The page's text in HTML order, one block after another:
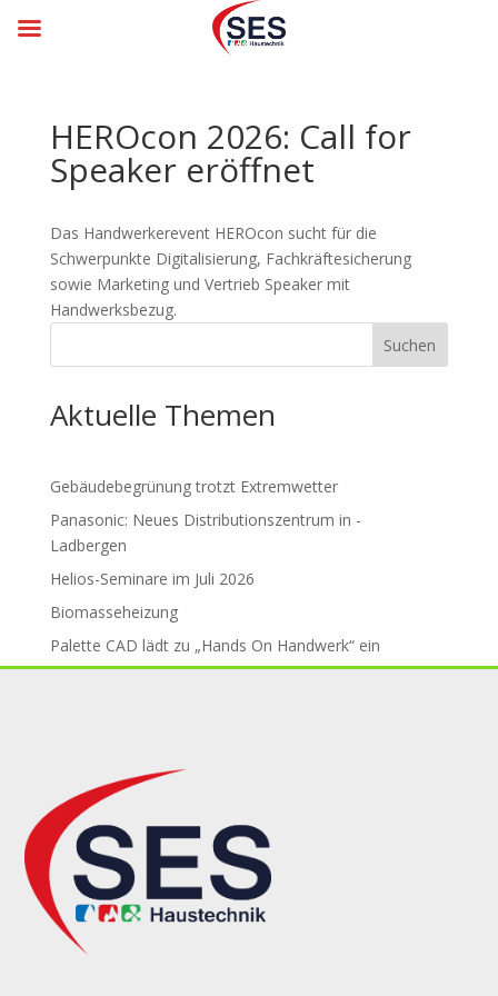
HEROcon 2026: Call for
Speaker er­öff­net
Das Handwerkerevent HEROcon sucht für die
Schwerpunkte Digitalisierung, Fachkräftesicherung
sowie Marketing und Vertrieb Speaker mit
Handwerksbezug.
Suchen
Aktuelle Themen
Gebäude­be­grü­nung trotzt Ex­trem­wet­ter
Panasonic: Neues Distributions­zent­rum in ­
Ladbergen
Helios-Seminare im Juli 2026
Biomasseheizung
Palette CAD lädt zu „Hands On Handwerk“ ein